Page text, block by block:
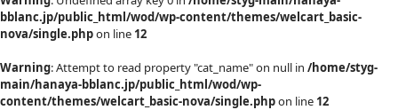
bblanc.jp/public_html/wod/wp-content/themes/welcart_basic-
nova/single.phpon line 12
Warning: Attempt to read property "cat_name" on null in /home/styg-
main/hanaya-bblanc.jp/public_html/wod/wp-
content/themes/welcart_basic-nova/single.phpon line 12